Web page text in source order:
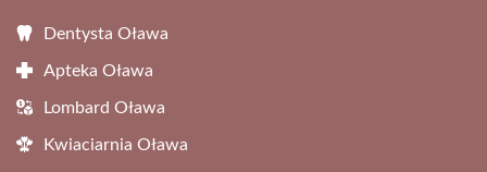
Dentysta Oława
Apteka Oława
Lombard Oława
Kwiaciarnia Oława